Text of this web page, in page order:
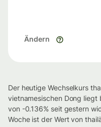
Ändern
Der heutige Wechselkurs
vietnamesischen Dong liegt
von -0.136% seit gestern
Woche ist der Wert von